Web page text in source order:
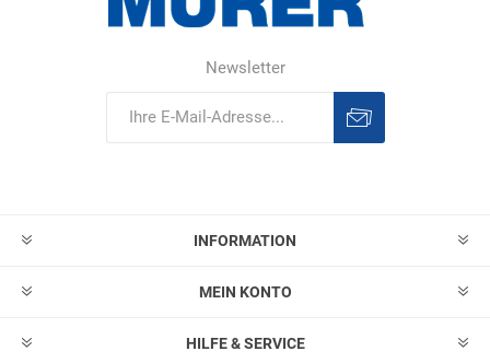
Newsletter
INFORMATION
MEIN KONTO
HILFE & SERVICE